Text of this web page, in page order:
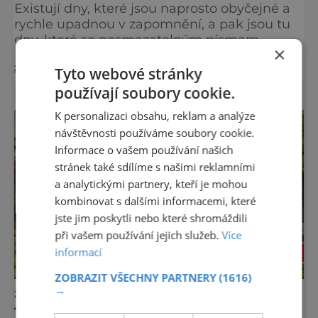
Existují dny, které jsou naprosto obyčejné a
rychle upadnou v zapomnění, a pak jsou tu
dny, které se nesmazatelným písmem
otisknou do lidské historie, a je jedno, jestli
dojde k významnému objevu nebo děsivé
katastrofě. Vezměte si k ruce kalendář a
projděte společně s námi historii křížem
krážem. Je 10. dubna roku 49 př. n. l. a na
břehu říčky Rubikon pronáší Gaius Julius
Caesar svou slavnou vě
zobrazit více >>
ZAJÍMAVOSTI
111 TIPŮ, KAM VYRAZIT ZA
×
Tyto webové stránky
používají soubory cookie.
K personalizaci obsahu, reklam a analýze
návštěvnosti používáme soubory cookie.
Informace o vašem používání našich
stránek také sdílíme s našimi reklamními
a analytickými partnery, kteří je mohou
kombinovat s dalšími informacemi, které
jste jim poskytli nebo které shromáždili
při vašem používání jejich služeb.Více
informací
ZOBRAZIT VŠECHNY PARTNERY(1616)
→